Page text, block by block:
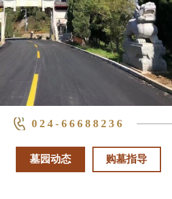
024-66688236
墓园动态 购墓指导